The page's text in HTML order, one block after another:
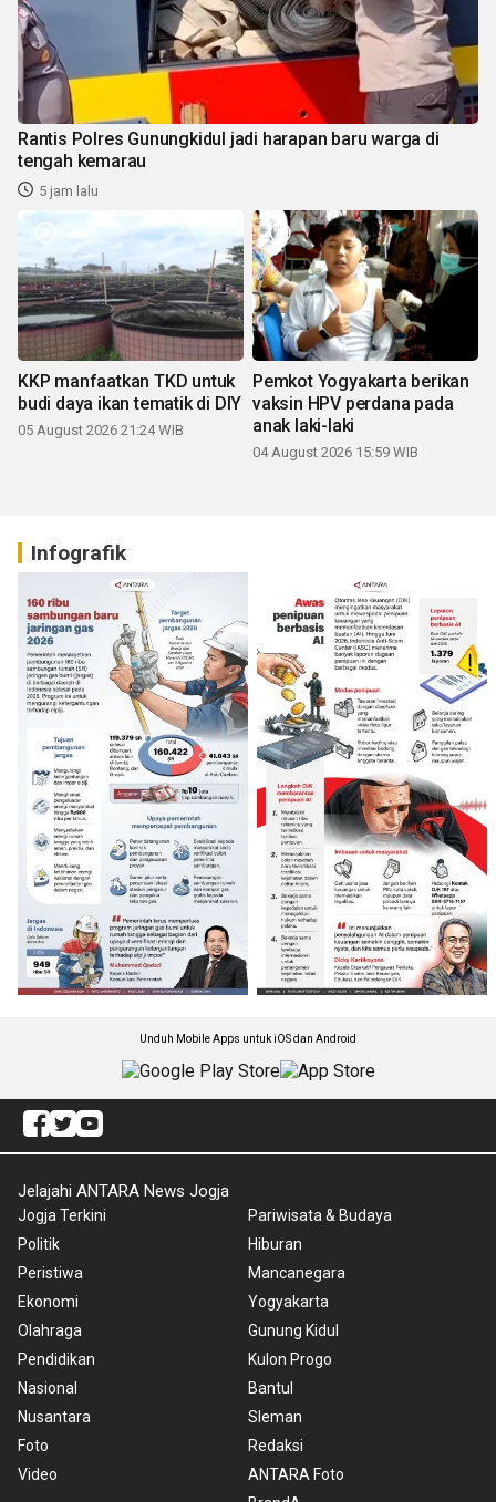
Rantis Polres Gunungkidul jadi harapan baru warga di
tengah kemarau
5 jam lalu
KKP manfaatkan TKD untuk
budi daya ikan tematik di DIY
05 August 2026 21:24 WIB
Pemkot Yogyakarta berikan
vaksin HPV perdana pada
anak laki-laki
04 August 2026 15:59 WIB
Infografik
Unduh Mobile Apps untuk iOS dan Android
Jelajahi ANTARA News Jogja
Jogja Terkini
Politik
Peristiwa
Ekonomi
Olahraga
Pendidikan
Nasional
Nusantara
Foto
Video
Pariwisata & Budaya
Hiburan
Mancanegara
Yogyakarta
Gunung Kidul
Kulon Progo
Bantul
Sleman
Redaksi
ANTARA Foto